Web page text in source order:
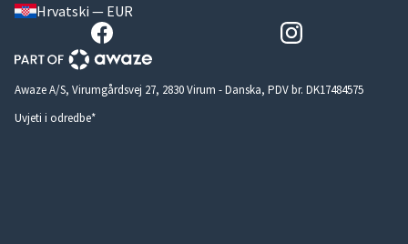
Hrvatski — EUR
Awaze A/S, Virumgårdsvej 27, 2830 Virum - Danska, PDV br. DK17484575
Uvjeti i odredbe*